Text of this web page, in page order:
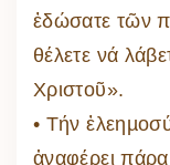
ἐδώσατε τῶν
θέλετε νά
Χριστοῦ».
• Τήν
ἀναφέρει